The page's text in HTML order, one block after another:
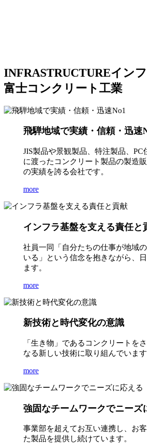
INFRASTRUCTUREイン
富士コンクリート工業
飛騨地域で実績・信頼・迅速
JIS製品や景観製品、特注製品、PC
に渡ったコンクリート製品の製造
の実績を誇る会社です。
more
インフラ基盤を支える責任と
社員一同「自分たちの仕事が地域
いる」という信念を抱きながら、
ます。
more
新技術と時代変化の意識
「生き物」であるコンクリートを
なる新しい技術に取り組んでいます
more
強固なチームワークでニーズ
事業部を超えてお互い連携し、お
た製品を提供し続けています。